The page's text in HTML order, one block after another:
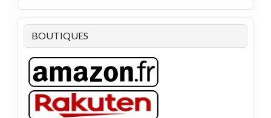
BOUTIQUES